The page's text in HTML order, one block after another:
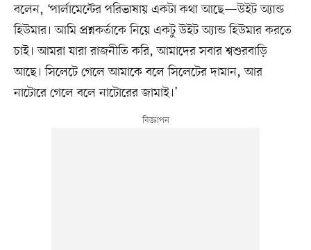
বলেন, ‘পার্লামেন্টের পরিভাষায় একটা কথা আছে—উইট অ্যান্ড
হিউমার। আমি প্রশ্নকর্তাকে নিয়ে একটু উইট অ্যান্ড হিউমার করতে
চাই। আমরা যারা রাজনীতি করি, আমাদের সবার শ্বশুরবাড়ি
আছে। সিলেটে গেলে আমাকে বলে সিলেটের দামান, আর
নাটোরে গেলে বলে নাটোরের জামাই।’